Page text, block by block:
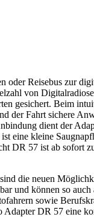
Reisebus zur
von
gesichert. Beim
der Fahrt sichere
dient der
eine kleine
DR 57 ist ab sofort
die neuen
und können so
sowie
DR 57 eine